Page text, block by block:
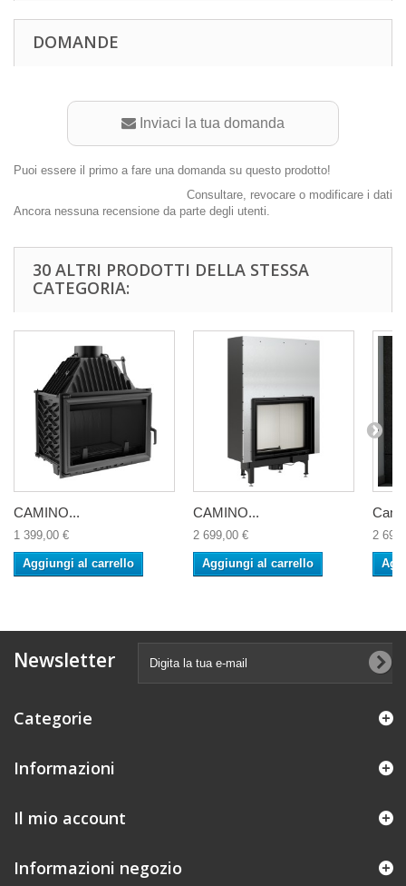
DOMANDE
Inviaci la tua domanda
Puoi essere il primo a fare una domanda su questo prodotto!
Consultare, revocare o modificare i dati
Ancora nessuna recensione da parte degli utenti.
30 ALTRI PRODOTTI DELLA STESSA
CATEGORIA:
CAMINO...
1 399,00 €
Aggiungi al carrello
CAMINO...
2 699,00 €
Aggiungi al carrello
2
Newsletter
Categorie
Informazioni
Il mio account
Informazioni negozio